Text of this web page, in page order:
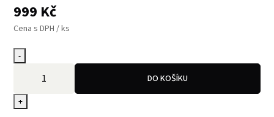
999 Kč
Cena s DPH / ks
-
+
DO KOŠÍKU